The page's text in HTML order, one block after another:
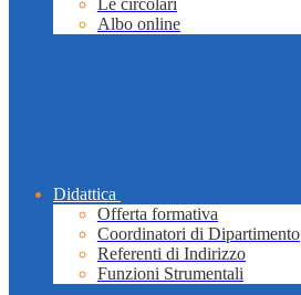
Le circolari
Albo online
Didattica
Offerta formativa
Coordinatori di Dipartimento
Referenti di Indirizzo
Funzioni Strumentali